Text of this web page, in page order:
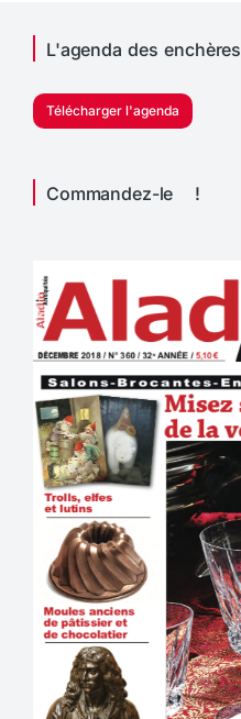
L'agenda des enchères
Télécharger l'agenda
Commandez-le !